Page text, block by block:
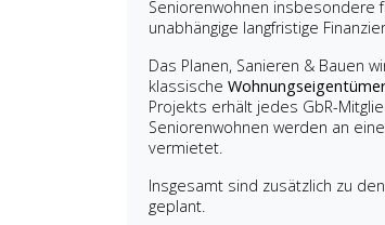
Seniorenwohnen insbesondere
unabhängige langfristige
Das Planen, Sanieren & Bauen
klassische
Projekts erhält jedes GbR-
Seniorenwohnen werden an
vermietet.
Insgesamt sind zusätzlich zu
geplant.